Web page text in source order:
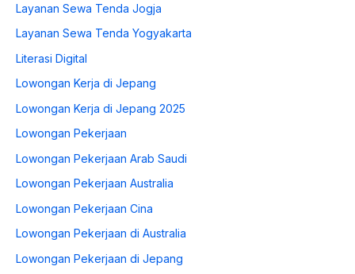
Layanan Sewa Tenda Jogja
Layanan Sewa Tenda Yogyakarta
Literasi Digital
Lowongan Kerja di Jepang
Lowongan Kerja di Jepang 2025
Lowongan Pekerjaan
Lowongan Pekerjaan Arab Saudi
Lowongan Pekerjaan Australia
Lowongan Pekerjaan Cina
Lowongan Pekerjaan di Australia
Lowongan Pekerjaan di Jepang